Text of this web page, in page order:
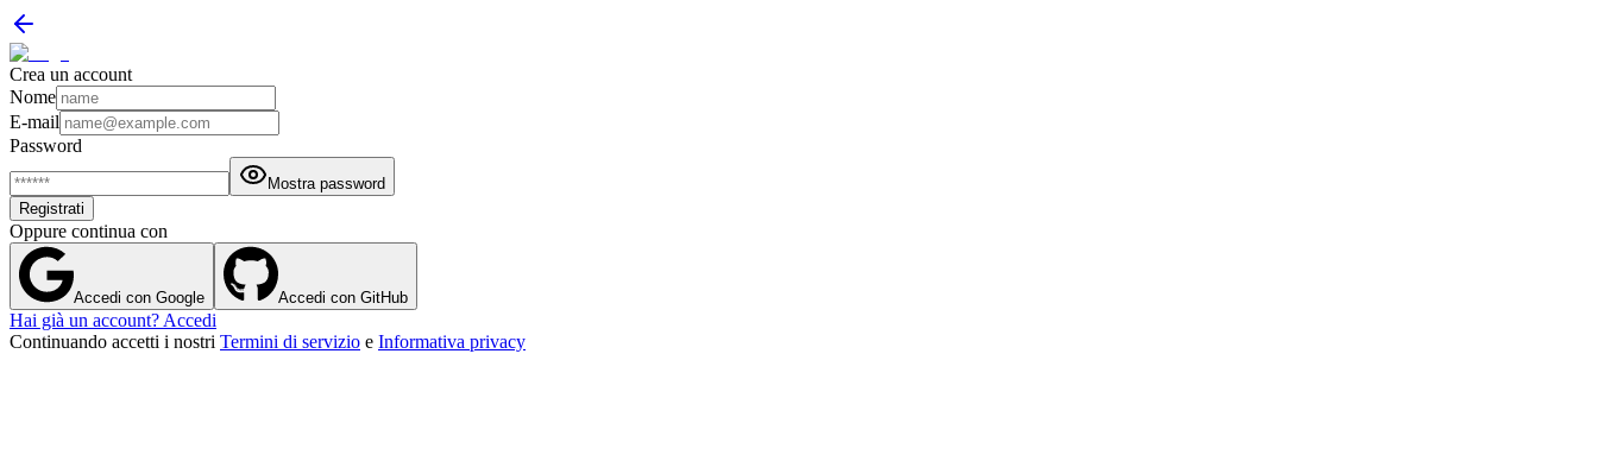
Crea un account
Nome
E-mail
Password
Mostra password
Registrati
Oppure continua con
Accedi con Google Accedi con GitHub
Hai già un account? Accedi
Continuando accetti i nostri Termini di servizio e Informativa privacy